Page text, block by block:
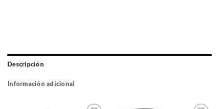
Descripción
Información adicional